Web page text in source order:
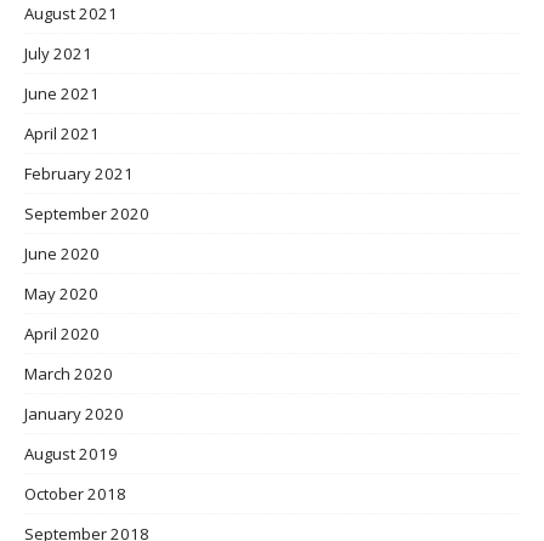
August 2021
July 2021
June 2021
April 2021
February 2021
September 2020
June 2020
May 2020
April 2020
March 2020
January 2020
August 2019
October 2018
September 2018